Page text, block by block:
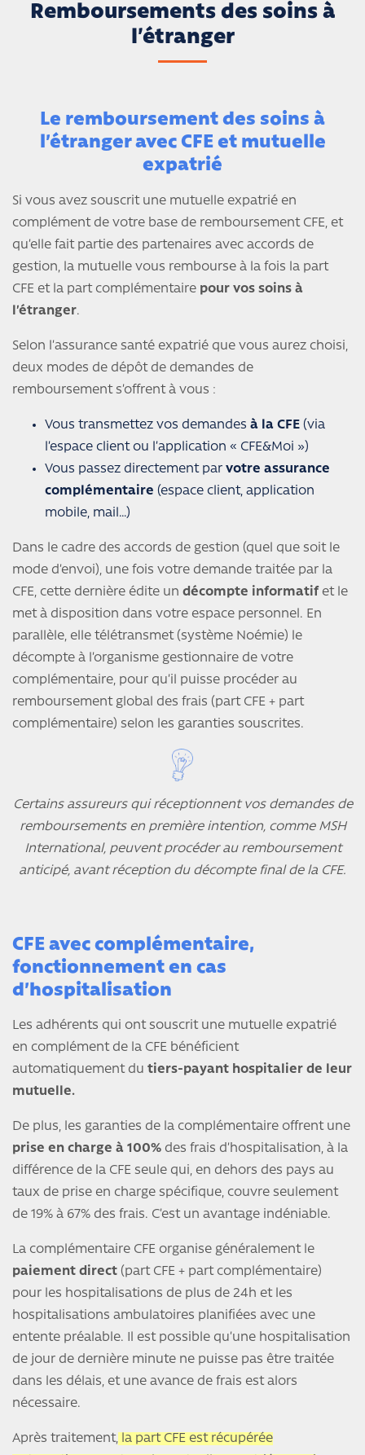
Remboursements des soins à
l’étranger
Le remboursement des soins à
l’étranger avec CFE et mutuelle
expatrié
Si vous avez souscrit une mutuelle expatrié en
complément de votre base de remboursement CFE, et
qu’elle fait partie des partenaires avec accords de
gestion, la mutuelle vous rembourse à la fois la part
CFE et la part complémentaire pour vos soins à
l’étranger.
Selon l’assurance santé expatrié que vous aurez choisi,
deux modes de dépôt de demandes de
remboursement s’offrent à vous :
Vous transmettez vos demandes à la CFE (via
l’espace client ou l’application « CFE&Moi »)
Vous passez directement par votre assurance
complémentaire (espace client, application
mobile, mail…)
Dans le cadre des accords de gestion (quel que soit le
mode d’envoi), une fois votre demande traitée par la
CFE, cette dernière édite un décompte informatif et le
met à disposition dans votre espace personnel. En
parallèle, elle télétransmet (système Noémie) le
décompte à l’organisme gestionnaire de votre
complémentaire, pour qu’il puisse procéder au
remboursement global des frais (part CFE + part
complémentaire) selon les garanties souscrites.
Certains assureurs qui réceptionnent vos demandes de
remboursements en première intention, comme MSH
International, peuvent procéderau remboursement
anticipé, avant réception du décompte final de la CFE.
CFE avec complémentaire,
fonctionnement en cas
d’hospitalisation
Les adhérents qui ont souscrit une mutuelle expatrié
en complément de la CFE bénéficient
automatiquement du tiers-payant hospitalier de leur
mutuelle.
De plus, les garanties de la complémentaire offrent une
prise en charge à 100% des frais d’hospitalisation, à la
différence de la CFE seule qui, en dehors des pays au
taux de prise en charge spécifique, couvre seulement
de 19% à 67% des frais. C’est un avantage indéniable.
La complémentaire CFE organise généralement le
paiement direct (part CFE + part complémentaire)
pour les hospitalisations de plus de 24h et les
hospitalisations ambulatoires planifiées avec une
entente préalable. Il est possible qu’une hospitalisation
de jour de dernière minute ne puisse pas être traitée
dans les délais, et une avance de frais est alors
nécessaire.
Après traitement, la part CFE est récupérée